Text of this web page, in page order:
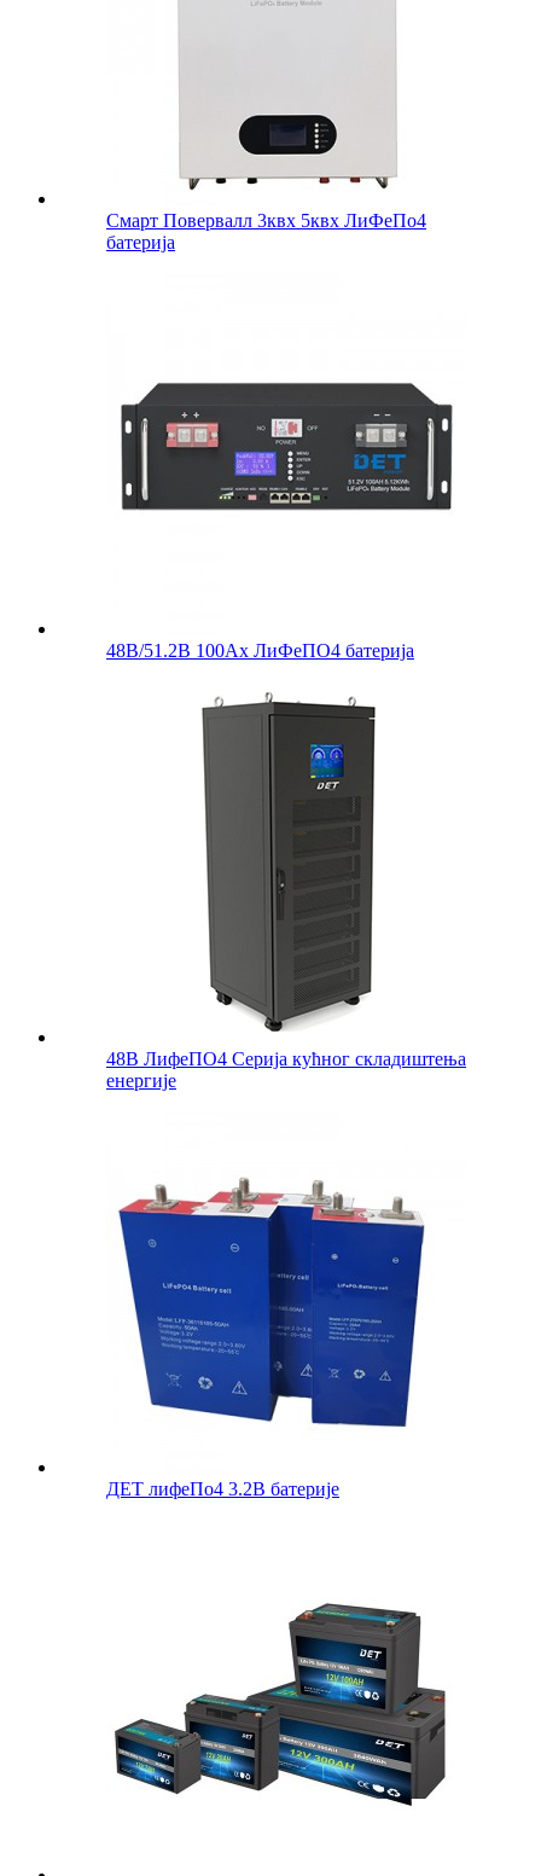
Смарт Повервалл 3квх 5квх ЛиФеПо4
батерија
48В/51.2В 100Ах ЛиФеПО4 батерија
48В ЛифеПО4 Серија кућног складиштења
енергије
ДЕТ лифеПо4 3.2В батерије